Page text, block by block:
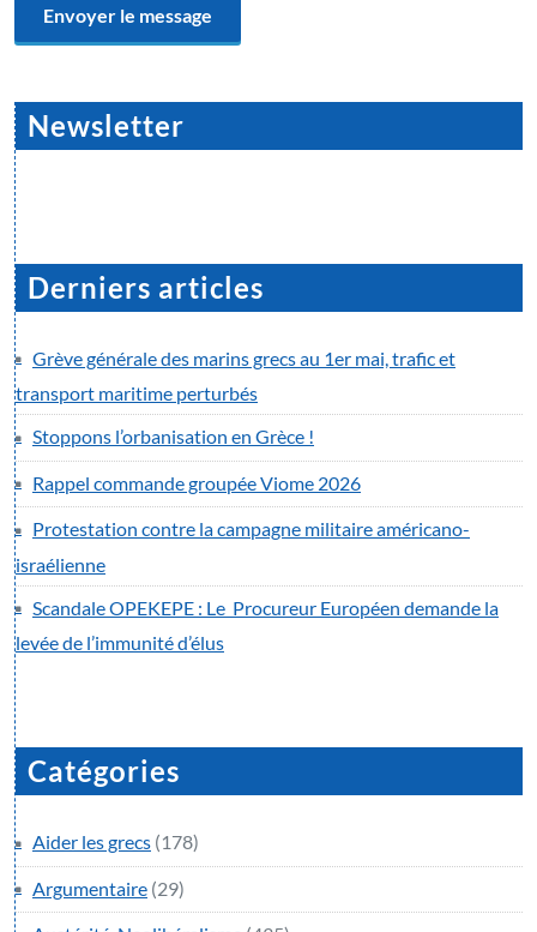
Newsletter
Derniers articles
Grève générale des marins grecs au 1er mai, trafic et
transport maritime perturbés
Stoppons l’orbanisation en Grèce !
Rappel commande groupée Viome 2026
Protestation contre la campagne militaire américano-
israélienne
Scandale OPEKEPE : Le Procureur Européen demande la
levée de l’immunité d’élus
Catégories
Aider les grecs (178)
Argumentaire (29)